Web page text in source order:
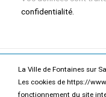
La Ville de Fontaines sur
Les cookies de https://
fonctionnement du site
confidentialité.
Mentions légales